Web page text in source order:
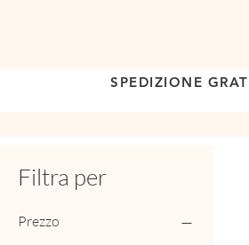
SPEDIZIONE
Filtra per
Prezzo